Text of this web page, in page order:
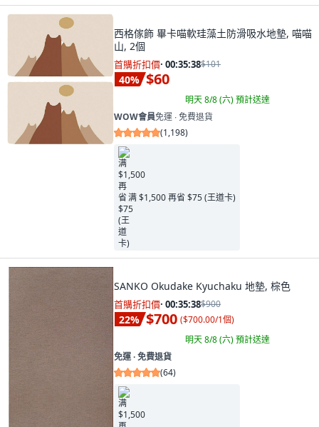
西格傢飾 畢卡喵軟珪藻土防滑吸水地墊, 喵喵
山, 2個
首購折扣價· 00:35:37$101
40% $60
明天 8/8 (六)預計送達
WOW會員免運 ∙ 免費退貨
(1,198)
满 $1,500 再省 $75 (王道卡)
SANKO Okudake Kyuchaku 地墊, 棕色
首購折扣價· 00:35:37$900
22% $700 ($700.00/1個)
明天 8/8 (六)預計送達
免運 ∙ 免費退貨
(64)